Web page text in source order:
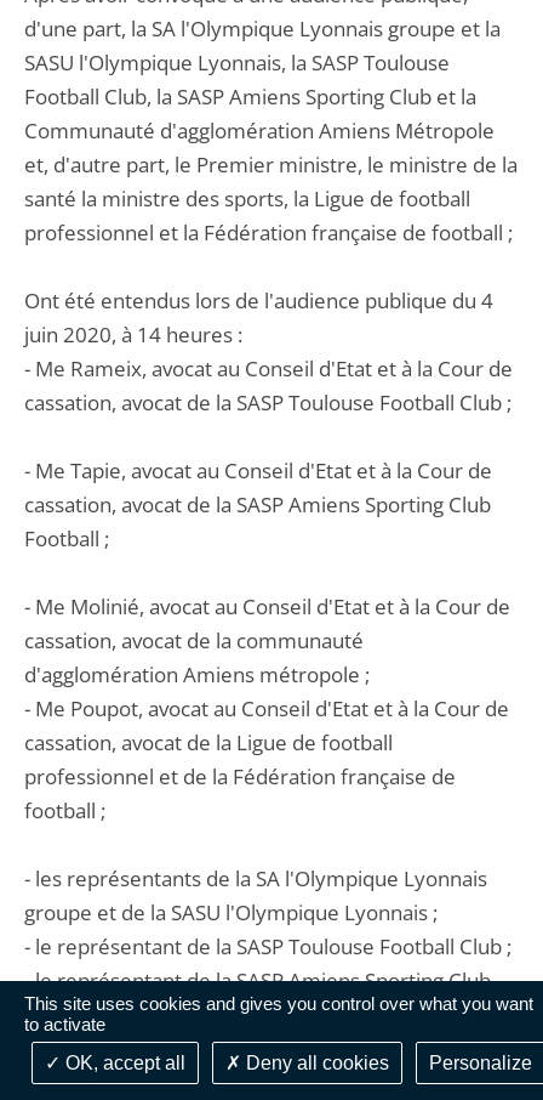
This site uses cookies and gives you control over what you want
to activate
OK, accept all
Deny all cookies Personalize
d'une part, la SA l'Olympique Lyonnais groupe et la
SASU l'Olympique Lyonnais, la SASP Toulouse
Football Club, la SASP Amiens Sporting Club et la
Communauté d'agglomération Amiens Métropole
et, d'autre part, le Premier ministre, le ministre de la
santé la ministre des sports, la Ligue de football
professionnel et la Fédération française de football ;
Ont été entendus lors de l'audience publique du 4
juin 2020, à 14 heures :
- Me Rameix, avocat au Conseil d'Etat et à la Cour de
cassation, avocat de la SASP Toulouse Football Club ;
- Me Tapie, avocat au Conseil d'Etat et à la Cour de
cassation, avocat de la SASP Amiens Sporting Club
Football ;
- Me Molinié, avocat au Conseil d'Etat et à la Cour de
cassation, avocat de la communauté
d'agglomération Amiens métropole ;
- Me Poupot, avocat au Conseil d'Etat et à la Cour de
cassation, avocat de la Ligue de football
professionnel et de la Fédération française de
football ;
- les représentants de la SA l'Olympique Lyonnais
groupe et de la SASU l'Olympique Lyonnais ;
- le représentant de la SASP Toulouse Football Club ;
- le représentant de la SASP Amiens Sporting Club
Football ;
- le représentant de la communauté
d'agglomération Amiens métropole ;